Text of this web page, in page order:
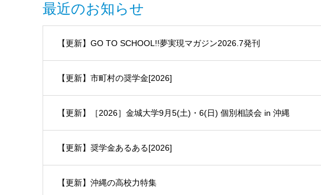
最近のお知らせ
【更新】GO TO SCHOOL!!夢実現マガジン2026.7発刊
【更新】市町村の奨学金[2026]
【更新】［2026］金城大学9月5(土)・6(日) 個別相談会 in 沖縄
【更新】奨学金あるある[2026]
【更新】沖縄の高校力特集